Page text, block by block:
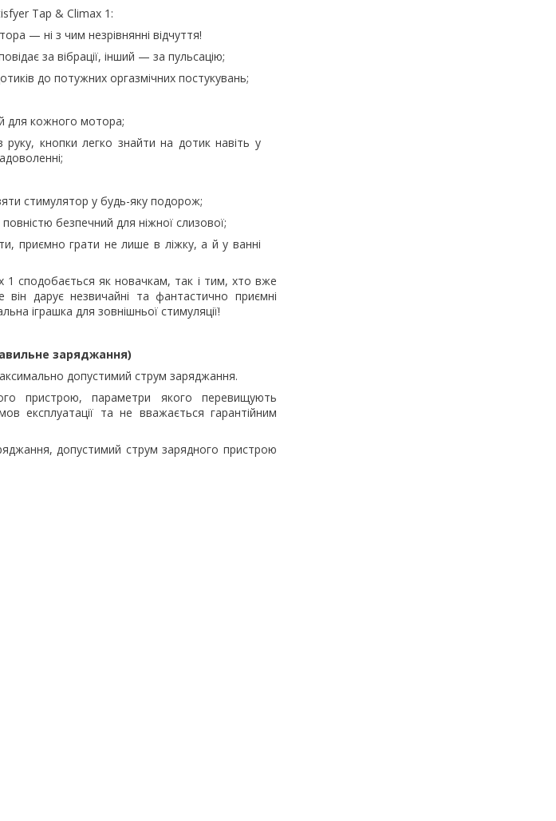
Tap & Climax 1:
— ні з чим незрівнянні відчуття!
за вібрації, інший — за пульсацію;
до потужних оргазмічних постукувань;
для кожного мотора;
кнопки легко знайти на дотик навіть у
стимулятор у будь-яку подорож;
безпечний для ніжної слизової;
приємно грати не лише в ліжку, а й у ванні
1 сподобається як новачкам, так і тим, хто вже
дарує незвичайні та фантастично приємні
іграшка для зовнішньої стимуляції!
заряджання)
допустимий струм заряджання.
пристрою, параметри якого перевищують
експлуатації та не вважається гарантійним
допустимий струм зарядного пристрою